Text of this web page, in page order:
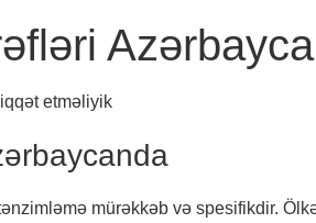
etməliyik
mürəkkəb və spesifikdir.